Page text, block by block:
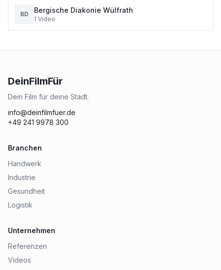
BD Bergische Diakonie Wülfrath
1 Video
DeinFilmFür
Dein Film für deine Stadt.
info@deinfilmfuer.de
+49 241 9978 300
Branchen
Handwerk
Industrie
Gesundheit
Logistik
Unternehmen
Referenzen
Videos